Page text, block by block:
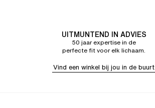
UITMUNTEND IN ADVIES
50 jaar expertise in de
perfecte fit voor elk lichaam.
Vind een winkel bij jou in de buurt